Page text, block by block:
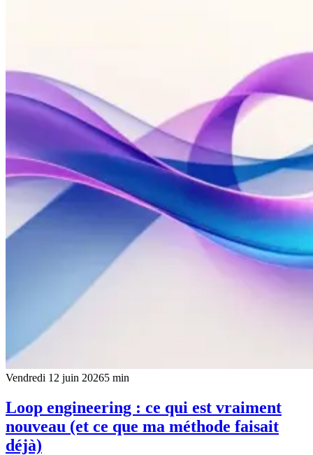
Vendredi 12 juin 20265 min
Loop engineering : ce qui est vraiment
nouveau (et ce que ma méthode faisait
déjà)